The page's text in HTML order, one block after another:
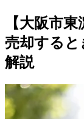
【大阪市
売却する
解説